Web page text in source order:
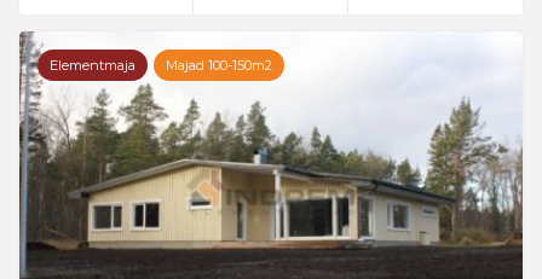
Elementmaja Majad 100-150m2